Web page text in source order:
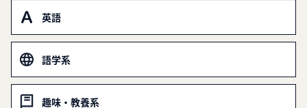
英語
語学系
趣味・教養系